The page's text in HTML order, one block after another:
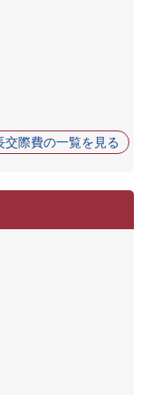
交際費の一覧を見る